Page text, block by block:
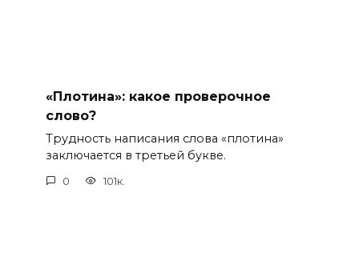
«Плотина»: какое проверочное
слово?
Трудность написания слова «плотина»
заключается в третьей букве.
0 101к.